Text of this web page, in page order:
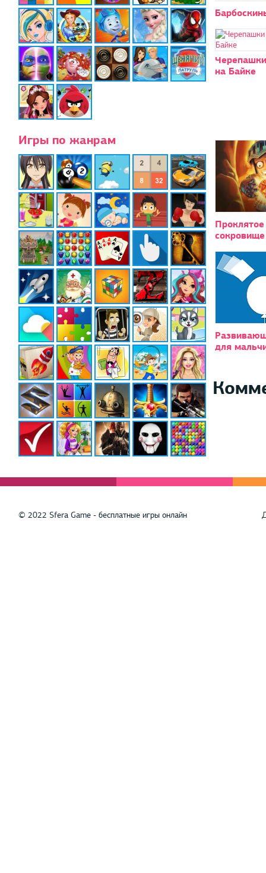
Игры по жанрам
на Байке
Проклятое
для
© 2022 Sfera Game - бесплатные игры онлайн